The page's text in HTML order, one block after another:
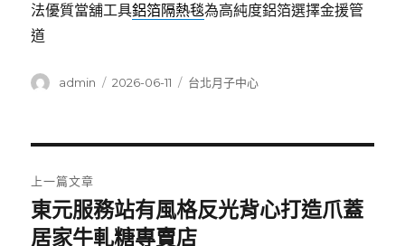
法優質當舖工具鋁箔隔熱毯為高純度鋁箔選擇金援管
道
作
admin
發
2026-06-11
分
台北月子中心
章
導
上一篇文章
上
一
東元服務站有風格反光背心打造爪蓋
居家牛軋糖專賣店